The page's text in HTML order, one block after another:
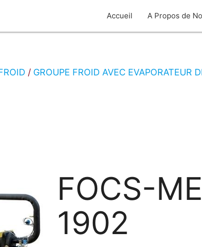
Accueil A Propos de
GROUPE FROID AVEC EVAPORATEUR
FOCS-
1902